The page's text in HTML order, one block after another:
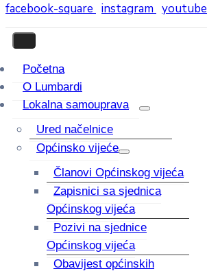
facebook-square instagram youtube
Početna
O Lumbardi
Lokalna samouprava
Ured načelnice
Općinsko vijeće
Članovi Općinskog vijeća
Zapisnici sa sjednica
Općinskog vijeća
Pozivi na sjednice
Općinskog vijeća
Obavijest općinskih